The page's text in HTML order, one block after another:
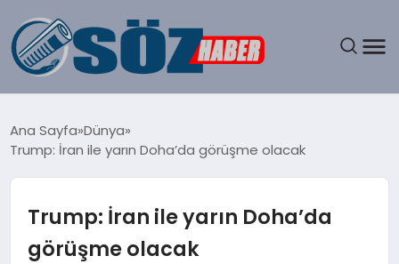
SPOR
MAGAZIN
EKONOMI
Ana Sayfa Dünya
Trump: İran ile yarın Doha’da görüşme olacak
Trump: İran ile yarın Doha’da
görüşme olacak